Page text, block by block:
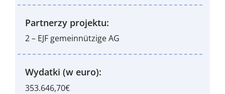
Partnerzy projektu:
2 – EJF gemeinnützige AG
Wydatki (w euro):
353.646,70€